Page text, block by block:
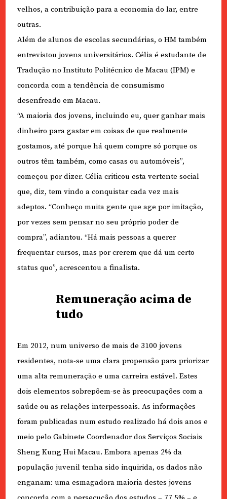
velhos, a contribuição para a economia do lar, entre
outras.
Além de alunos de escolas secundárias, o HM também
entrevistou jovens universitários. Célia é estudante de
Tradução no Instituto Politécnico de Macau (IPM) e
concorda com a tendência de consumismo
desenfreado em Macau.
“A maioria dos jovens, incluindo eu, quer ganhar mais
dinheiro para gastar em coisas de que realmente
gostamos, até porque há quem compre só porque os
outros têm também, como casas ou automóveis”,
começou por dizer. Célia criticou esta vertente social
que, diz, tem vindo a conquistar cada vez mais
adeptos. “Conheço muita gente que age por imitação,
por vezes sem pensar no seu próprio poder de
compra”, adiantou. “Há mais pessoas a querer
frequentar cursos, mas por crerem que dá um certo
status quo”, acrescentou a finalista.
Remuneração acima de
tudo
Em 2012, num universo de mais de 3100 jovens
residentes, nota-se uma clara propensão para priorizar
uma alta remuneração e uma carreira estável. Estes
dois elementos sobrepõem-se às preocupações com a
saúde ou as relações interpessoais. As informações
foram publicadas num estudo realizado há dois anos e
meio pelo Gabinete Coordenador dos Serviços Sociais
Sheng Kung Hui Macau. Embora apenas 2% da
população juvenil tenha sido inquirida, os dados não
enganam: uma esmagadora maioria destes jovens